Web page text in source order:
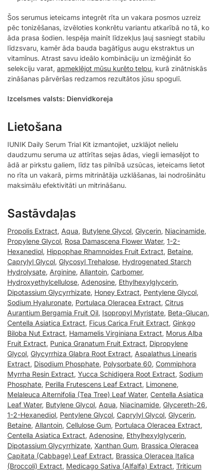
Šos serumus ieteicams integrēt rīta un vakara posmos uzreiz
pēc tonizēšanas, izvēloties konkrētu variantu atkarībā no tā, ko
āda prasa šodien. Iespēja mainīt līdzekļus ļauj sasniegt stabilu
līdzsvaru, kamēr āda bauda bagātīgus augu ekstraktus un
vitamīnus. Atrast savu ideālo kombināciju un izmēģināt šo
selekciju varat, apmeklējot mūsu kurēto telpu, kurā zinātniskās
zināšanas pārvēršas redzamos rezultātos jūsu spogulī.
Izcelsmes valsts: Dienvidkoreja
Lietošana
IUNIK Daily Serum Trial Kit izmantojiet, uzklājot nelielu
daudzumu seruma uz attīrītas sejas ādas, viegli iemasējot to
ādā ar pirkstu galiem, līdz tas pilnībā uzsūcas, ieteicams lietot
no rīta un vakarā, pirms mitrinātāja uzklāšanas, lai nodrošinātu
maksimālu efektivitāti un mitrināšanu.
Sastāvdaļas
Propolis Extract, Aqua, Butylene Glycol, Glycerin, Niacinamide,
Propylene Glycol, Rosa Damascena Flower Water, 1-2-
Hexanediol, Hippophae Rhamnoides Fruit Extract, Betaine,
Caprylyl Glycol, Glycosyl Trehalose, Hydrogenated Starch
Hydrolysate, Arginine, Allantoin, Carbomer,
Hydroxyethylcellulose, Adenosine, Ethylhexylglycerin,
Dipotassium Glycyrrhizate, Honey Extract, Pentylene Glycol,
Sodium Hyaluronate, Portulaca Oleracea Extract, Citrus
Aurantium Bergamia Fruit Oil, Isopropyl Myristate, Beta-Glucan,
Centella Asiatica Extract, Ficus Carica Fruit Extract, Ginkgo
Biloba Nut Extract, Hamamelis Virginiana Extract, Morus Alba
Fruit Extract, Punica Granatum Fruit Extract, Dipropylene
Glycol, Glycyrrhiza Glabra Root Extract, Aspalathus Linearis
Extract, Disodium Phosphate, Polysorbate 60, Commiphora
Myrrha Resin Extract, Yucca Schidigera Root Extract, Sodium
Phosphate, Perilla Frutescens Leaf Extract, Limonene,
Melaleuca Alternifolia (Tea Tree) Leaf Water, Centella Asiatica
Leaf Water, Butylene Glycol, Aqua, Niacinamide, Glycereth-26,
1-2-Hexanediol, Pentylene Glycol, Caprylyl Glycol, Glycerin,
Betaine, Allantoin, Cellulose Gum, Portulaca Oleracea Extract,
Centella Asiatica Extract, Adenosine, Ethylhexylglycerin,
Dipotassium Glycyrrhizate, Xanthan Gum, Brassica Oleracea
Capitata (Cabbage) Leaf Extract, Brassica Oleracea Italica
(Broccoli) Extract, Medicago Sativa (Alfalfa) Extract, Triticum